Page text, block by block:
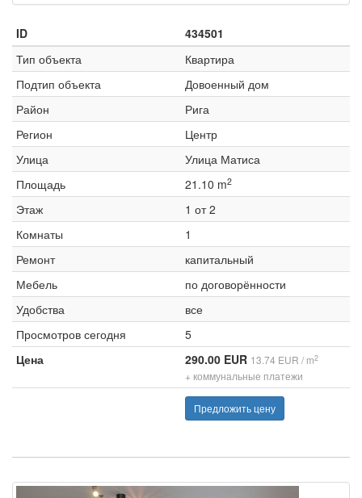
ID
434501
Тип объекта
Квартира
Подтип объекта
Довоенный дом
Район
Рига
Регион
Центр
Улица
Улица Матиса
Площадь
21.10 m2
Этаж
1 от 2
Комнаты
1
Ремонт
капитальный
Мебель
по договорённости
Удобства
все
Просмотров сегодня
5
Цена
290.00 EUR 13.74 EUR / m2
+ коммунальные платежи
Предложить цену